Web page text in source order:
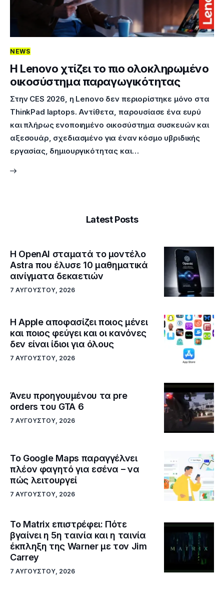
NEWS
Η Lenovo χτίζει το πιο ολοκληρωμένο
οικοσύστημα παραγωγικότητας
Στην CES 2026, η Lenovo δεν περιορίστηκε μόνο στα
ThinkPad laptops. Αντίθετα, παρουσίασε ένα ευρύ
και πλήρως ενοποιημένο οικοσύστημα συσκευών και
αξεσουάρ, σχεδιασμένο για έναν κόσμο υβριδικής
εργασίας, δημιουργικότητας και…
Latest Posts
Η OpenAI σταματά το μοντέλο
Astra που έλυσε 10 μαθηματικά
αινίγματα δεκαετιών
7 ΑΥΓΟΎΣΤΟΥ, 2026
Η Apple αποφασίζει ποιος μένει
και ποιος φεύγει και οι κανόνες
δεν είναι ίδιοι για όλους
7 ΑΥΓΟΎΣΤΟΥ, 2026
Άνευ προηγουμένου τα pre
orders του GTA 6
7 ΑΥΓΟΎΣΤΟΥ, 2026
Το Google Maps παραγγέλνει
πλέον φαγητό για εσένα – να
πώς λειτουργεί
7 ΑΥΓΟΎΣΤΟΥ, 2026
Το Matrix επιστρέφει: Πότε
βγαίνει η 5η ταινία και η ταινία
έκπληξη της Warner με τον Jim
Carrey
7 ΑΥΓΟΎΣΤΟΥ, 2026